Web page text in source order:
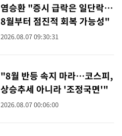
염승환 "증시 급락은 일단락…
8월부터 점진적 회복 가능성"
2026.08.07 09:30:31
"8월 반등 속지 마라…코스피,
상승추세 아니라 '조정국면'"
2026.08.07 00:06:00